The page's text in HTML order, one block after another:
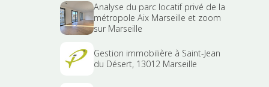
Analyse du parc locatif privé de la
métropole Aix Marseille et zoom
sur Marseille
Gestion immobilière à Saint-Jean
du Désert, 13012 Marseille